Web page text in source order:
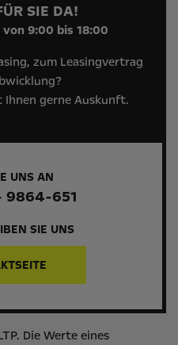
SIE DA!
9:00 bis 18:00
zum Leasingvertrag
Ihnen gerne Auskunft.
UNS AN
9864-651
SIE UNS
Die Werte eines